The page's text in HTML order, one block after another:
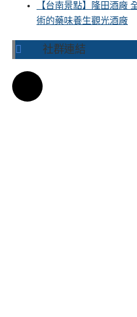
【台南景點】隆田酒廠
術的藥味養生觀光酒廠
社群連結